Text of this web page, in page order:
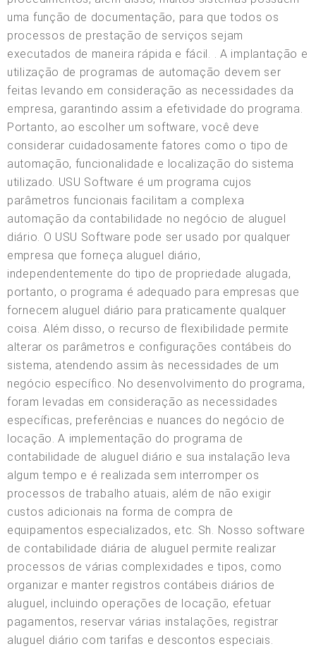
uma função de documentação, para que todos os
processos de prestação de serviços sejam
executados de maneira rápida e fácil. . A implantação e
utilização de programas de automação devem ser
feitas levando em consideração as necessidades da
empresa, garantindo assim a efetividade do programa.
Portanto, ao escolher um software, você deve
considerar cuidadosamente fatores como o tipo de
automação, funcionalidade e localização do sistema
utilizado. USU Software é um programa cujos
parâmetros funcionais facilitam a complexa
automação da contabilidade no negócio de aluguel
diário. O USU Software pode ser usado por qualquer
empresa que forneça aluguel diário,
independentemente do tipo de propriedade alugada,
portanto, o programa é adequado para empresas que
fornecem aluguel diário para praticamente qualquer
coisa. Além disso, o recurso de flexibilidade permite
alterar os parâmetros e configurações contábeis do
sistema, atendendo assim às necessidades de um
negócio específico. No desenvolvimento do programa,
foram levadas em consideração as necessidades
específicas, preferências e nuances do negócio de
locação. A implementação do programa de
contabilidade de aluguel diário e sua instalação leva
algum tempo e é realizada sem interromper os
processos de trabalho atuais, além de não exigir
custos adicionais na forma de compra de
equipamentos especializados, etc. Sh. Nosso software
de contabilidade diária de aluguel permite realizar
processos de várias complexidades e tipos, como
organizar e manter registros contábeis diários de
aluguel, incluindo operações de locação, efetuar
pagamentos, reservar várias instalações, registrar
aluguel diário com tarifas e descontos especiais.